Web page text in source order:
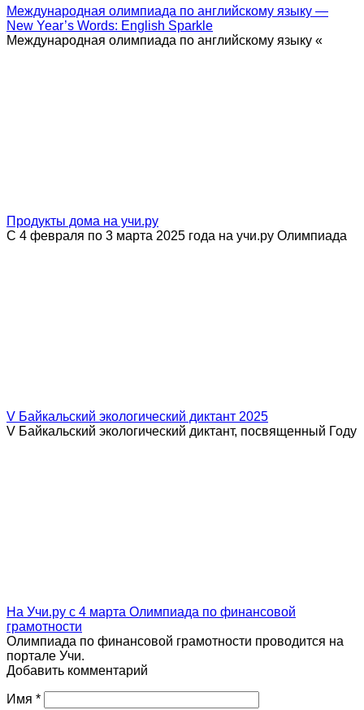
Международная олимпиада по английскому языку —
New Year’s Words: English Sparkle
Международная олимпиада по английскому языку «
Продукты дома на учи.ру
С 4 февраля по 3 марта 2025 года на учи.ру Олимпиада
V Байкальский экологический диктант 2025
V Байкальский экологический диктант, посвященный Году
На Учи.ру с 4 марта Олимпиада по финансовой
грамотности
Олимпиада по финансовой грамотности проводится на
портале Учи.
Добавить комментарий
Имя *